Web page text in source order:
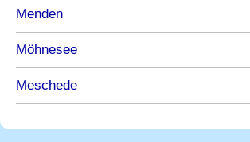
Menden
Möhnesee
Meschede